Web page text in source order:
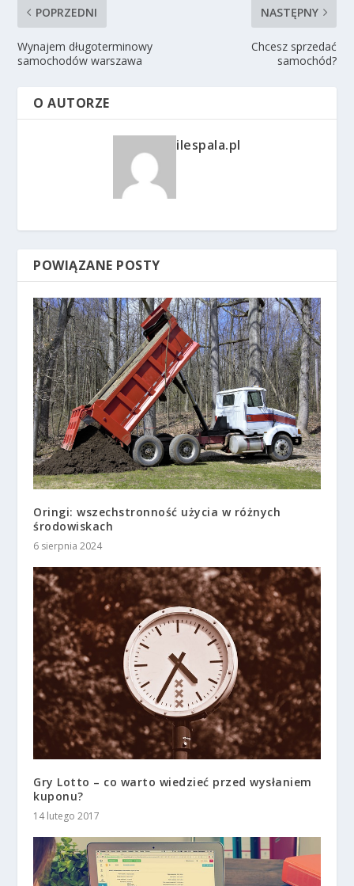
POPRZEDNI
Wynajem długoterminowy
samochodów warszawa
NASTĘPNY
Chcesz sprzedać
samochód?
O AUTORZE
ilespala.pl
POWIĄZANE POSTY
Oringi: wszechstronność użycia w różnych
środowiskach
6 sierpnia 2024
Gry Lotto – co warto wiedzieć przed wysłaniem
kuponu?
14 lutego 2017